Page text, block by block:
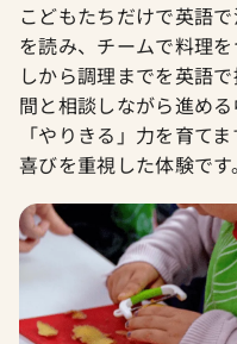
こどもたちだけで英語
を読み、チームで料理
しから調理までを英語
間と相談しながら進め
「やりきる」力を育て
喜びを重視した体験です。